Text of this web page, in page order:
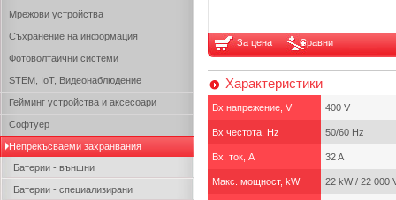
Мрежови устройства
Съхранение на информация
Фотоволтаични системи
STEM, IoT, Видеонаблюдение
Гейминг устройства и аксесоари
Софтуер
Непрекъсваеми захранвания
Батерии - външни
Батерии - специализирани
За цена Сравни
Характеристики
Вх.напрежение, V 400 V
Вх.честота, Hz 50/60 Hz
Вх. ток, A 32 A
Макс. мощност, kW 22 kW / 22 000